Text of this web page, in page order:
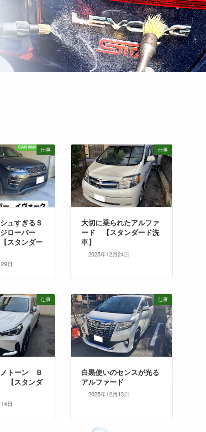
仕事
ュすぎるＳ
ローバー
スタンダー
日
仕事
大切に乗られたアルファ
ード 【スタンダード洗
車】
2025年12月24日
仕事
トーン Ｂ
スタンダ
日
仕事
白黒使いのセンスが光る
アルファード
2025年12月13日